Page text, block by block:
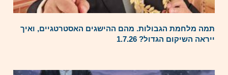
תמה מלחמת הגבולות. מהם ההישגים האסטרטגיים, ואיך
ייראה השיקום הגדול? 1.7.26